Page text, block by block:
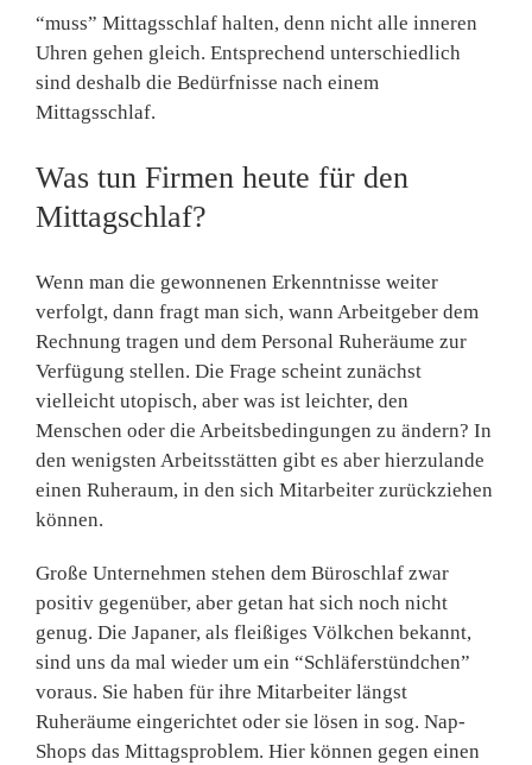
“muss” Mittagsschlaf halten, denn nicht alle inneren
Uhren gehen gleich. Entsprechend unterschiedlich
sind deshalb die Bedürfnisse nach einem
Mittagsschlaf.
Was tun Firmen heute für den
Mittagschlaf?
Wenn man die gewonnenen Erkenntnisse weiter
verfolgt, dann fragt man sich, wann Arbeitgeber dem
Rechnung tra­gen und dem Personal Ruheräu­me zur
Verfügung stellen. Die Frage scheint zunächst
vielleicht utopisch, aber was ist leichter, den
Menschen oder die Arbeits­bedingungen zu ändern? In
den wenigsten Arbeitsstätten gibt es aber hierzulande
einen Ruhe­raum, in den sich Mitarbeiter zurückziehen
können.
Große Unternehmen stehen dem Büroschlaf zwar
positiv gegen­über, aber getan hat sich noch nicht
genug. Die Japaner, als fleißiges Völkchen bekannt,
sind uns da mal wieder um ein “Schläferstündchen”
voraus. Sie haben für ihre Mitarbeiter längst
Ruheräume eingerichtet oder sie lösen in sog. Nap-
Shops das Mittagsproblem. Hier können gegen einen